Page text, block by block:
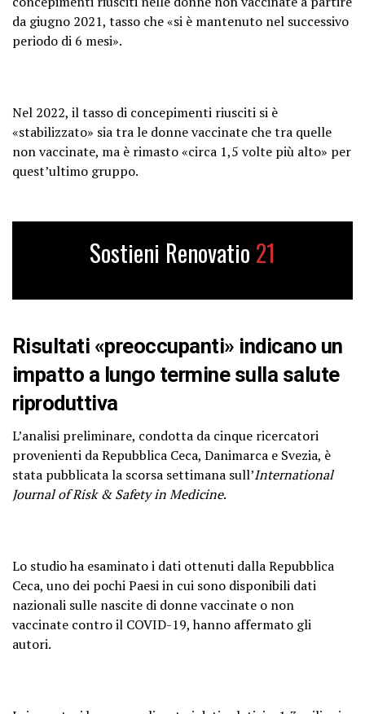
da giugno 2021, tasso che «si è mantenuto nel successivo
periodo di 6 mesi».
Nel 2022, il tasso di concepimenti riusciti si è
«stabilizzato» sia tra le donne vaccinate che tra quelle
non vaccinate, ma è rimasto «circa 1,5 volte più alto» per
quest’ultimo gruppo.
Sostieni Renovatio 21
Risultati «preoccupanti» indicano un
impatto a lungo termine sulla salute
riproduttiva
L’analisi preliminare, condotta da cinque ricercatori
provenienti da Repubblica Ceca, Danimarca e Svezia, è
stata pubblicata la scorsa settimana sull’International
Journal of Risk & Safety in Medicine.
Lo studio ha esaminato i dati ottenuti dalla Repubblica
Ceca, uno dei pochi Paesi in cui sono disponibili dati
nazionali sulle nascite di donne vaccinate o non
vaccinate contro il COVID-19, hanno affermato gli
autori.